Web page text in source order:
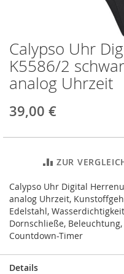
Zum
Anfang
der
Bildergalerie
Calypso Uhr
K5586/2
analog Uhrzeit
39,00 €
ZUR
Calypso Uhr Digital
analog Uhrzeit,
Edelstahl,
Dornschließe,
Countdown-Timer
Details